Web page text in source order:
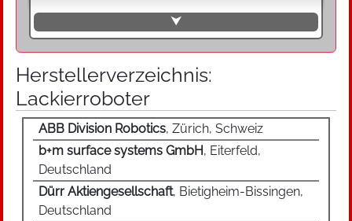
Pulverspritzpistolen, die beliebige Bewegungen
einschließlich Kippbewegungen in alle
Armgeometrie, Reichweite, Tragkraft,
Geschwindigkeit, Programmierung und
Ausrüstung zum Lackieren bzw. Beschichten
ausgelegt sind. Im Roboterarm können
zusätzlich z. B. integrierte Medienführungen,
Ventile, Dosierpumpen oder Farbwechsler
integriert sein. Die mögliche Installation des
Roboters auf einer Verfahrachse parallel zur
⮟
Herstellerverzeichnis:
Lackierroboter
ABB Division Robotics, Zürich, Schweiz
b+m surface systems GmbH, Eiterfeld,
Deutschland
Dürr Aktiengesellschaft, Bietigheim-Bissingen,
Deutschland